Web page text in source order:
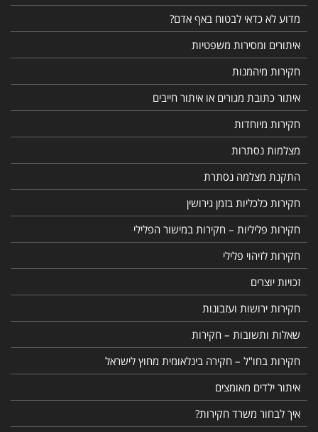
מדוע לא כדאי לבטוח באף אדם?
איתורים ומסירות משפטיות
חקירות מיהמנות
איתור כתובת מגורים או איתור חייבים
חקירות מיוחדות
מצלמות נסתרות
התקנת מצלמה נסתרת
חקירות כלכליות בזמן גירושין
חקירות פליליות – חקירות במישור הפלילי
חקירות לזיהוי פלילי
זכויות יוצרים
חקירות ירושות ועזבונות
שאלות ותשובות – חקירות
חקירות בחו"ל – חקירה בינלאומית מחוץ לישראל
איתור ילדים מאומצים
איך לבחור משרד חקירות?